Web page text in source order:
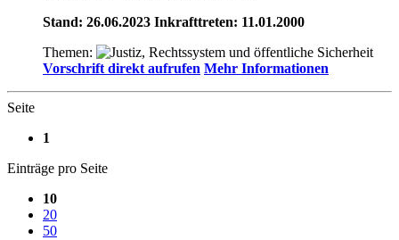
Stand: 26.06.2023 Inkrafttreten: 11.01.2000
Themen:
Vorschrift direkt aufrufen Mehr Informationen
Seite
1
Einträge pro Seite
10
20
50